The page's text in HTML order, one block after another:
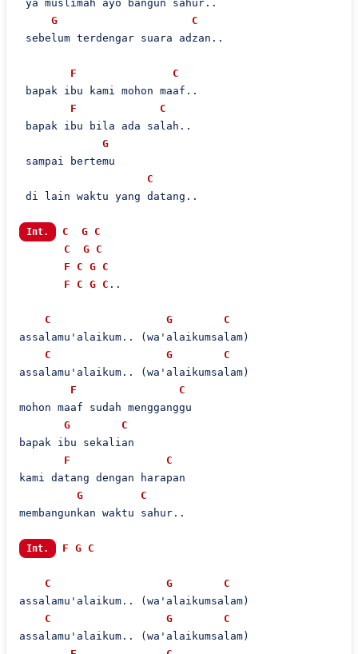
ya muslimah ayo bangun sahur..
G
C
sebelum terdengar suara adzan..
F
C
bapak ibu kami mohon maaf..
F
C
bapak ibu bila ada salah..
G
sampai bertemu
C
di lain waktu yang datang..
Int. C G
C
C
G
C
F
C G
C
F
C G C ..
C G
C
assalamu'alaikum.. (wa'alaikumsalam)
C
G
C
assalamu'alaikum.. (wa'alaikumsalam)
F
C
mohon maaf sudah mengganggu
G
C
bapak ibu sekalian
F
C
kami datang dengan harapan
G
C
membangunkan waktu sahur..
Int. F G C
C G
C
assalamu'alaikum.. (wa'alaikumsalam)
C
G
C
assalamu'alaikum.. (wa'alaikumsalam)